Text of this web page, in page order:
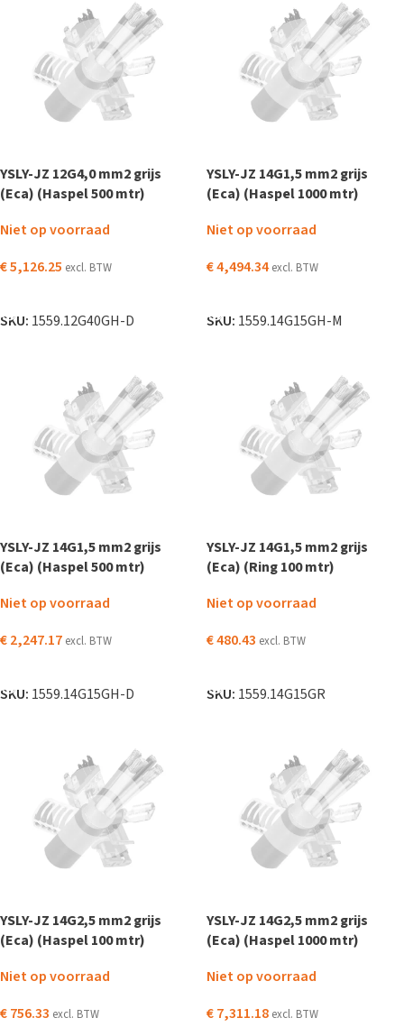
YSLY-JZ 12G4,0 mm2 grijs
(Eca) (Haspel 500 mtr)
Niet op voorraad
€5,126.25 excl. BTW
SKU: 1559.12G40GH-D
YSLY-JZ 14G1,5 mm2 grijs
(Eca) (Haspel 1000 mtr)
Niet op voorraad
€4,494.34 excl. BTW
SKU: 1559.14G15GH-M
YSLY-JZ 14G1,5 mm2 grijs
(Eca) (Haspel 500 mtr)
Niet op voorraad
€2,247.17 excl. BTW
SKU: 1559.14G15GH-D
YSLY-JZ 14G1,5 mm2 grijs
(Eca) (Ring 100 mtr)
Niet op voorraad
€480.43 excl. BTW
SKU: 1559.14G15GR
YSLY-JZ 14G2,5 mm2 grijs
(Eca) (Haspel 100 mtr)
Niet op voorraad
€756.33 excl. BTW
YSLY-JZ 14G2,5 mm2 grijs
(Eca) (Haspel 1000 mtr)
Niet op voorraad
€7,311.18 excl. BTW